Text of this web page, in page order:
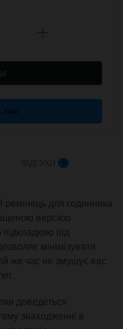
7
для годинника
версією
під
мінімізувати
же час не змушує вас
доведеться
знаходженні в